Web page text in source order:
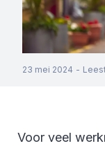
23 mei 2024 -
Voor veel